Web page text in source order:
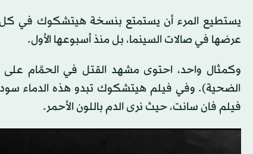
يستطيع المرء أن يستمتع بنسخة هيتشكوك في كل
عرضها في صالات السينما، بل منذ أسبوعها الأول.
وكمثال واحد، احتوى مشهد القتل في الحمَّام
الضحية). وفي فيلم هيتشكوك تبدو هذه الدماء
فيلم فان سانت، حيث نرى الدم باللون الأحمر.